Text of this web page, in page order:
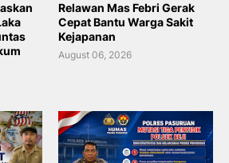
Relawan Mas Febri Gerak
Cepat Bantu Warga Sakit
Kejapanan
August 06, 2026